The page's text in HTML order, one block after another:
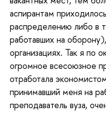
аспирантам
распределению либо в
работавших на
организациях. Так я по
огромное всесоюзное
отработала
принимавший меня на
преподаватель вуза,